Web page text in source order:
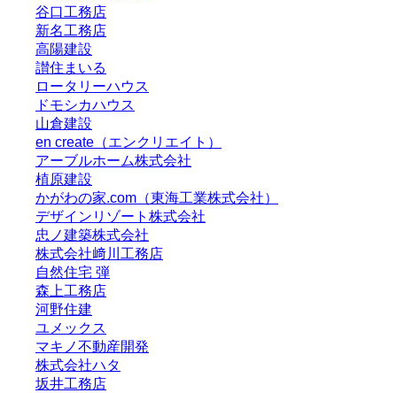
谷口工務店
新名工務店
高陽建設
讃住まいる
ロータリーハウス
ドモシカハウス
山倉建設
en create（エンクリエイト）
アーブルホーム株式会社
植原建設
かがわの家.com（東海工業株式会社）
デザインリゾート株式会社
忠ノ建築株式会社
株式会社﨑川工務店
自然住宅 弾
森上工務店
河野住建
ユメックス
マキノ不動産開発
株式会社ハタ
坂井工務店